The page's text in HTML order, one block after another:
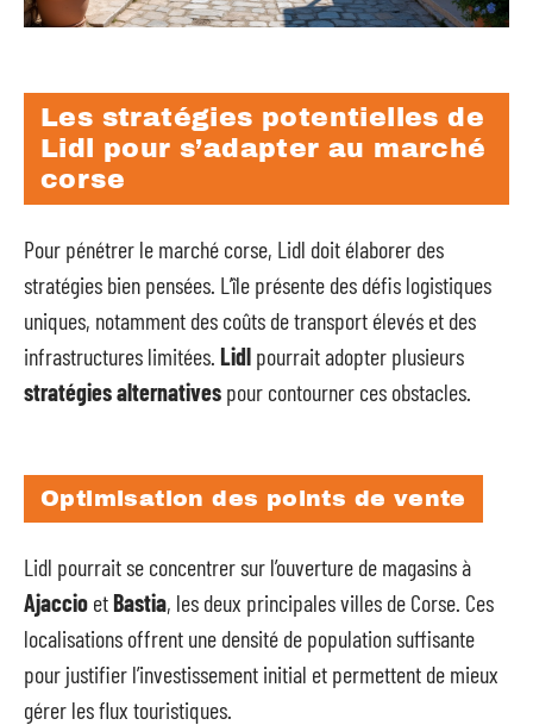
Les stratégies potentielles de
Lidl pour s’adapter au marché
corse
Pour pénétrer le marché corse, Lidl doit élaborer des
stratégies bien pensées. L’île présente des défis logistiques
uniques, notamment des coûts de transport élevés et des
infrastructures limitées. Lidl pourrait adopter plusieurs
stratégies alternatives pour contourner ces obstacles.
Optimisation des points de vente
Lidl pourrait se concentrer sur l’ouverture de magasins à
Ajaccio etBastia, les deux principales villes de Corse. Ces
localisations offrent une densité de population suffisante
pour justifier l’investissement initial et permettent de mieux
gérer les flux touristiques.